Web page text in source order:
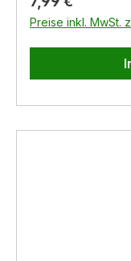
Preise inkl. MwSt.